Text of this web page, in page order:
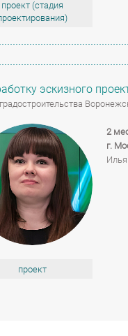
проект (стадия
эскизного
проект
2
г.